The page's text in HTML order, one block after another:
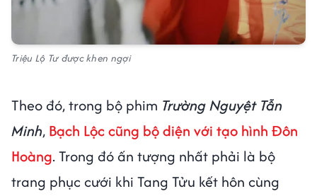
Triệu Lộ Tư được khen ngợi
Theo đó, trong bộ phim Trường Nguyệt Tẫn
Minh, Bạch Lộc cũng bộ diện với tạo hình Đôn
Hoàng. Trong đó ấn tượng nhất phải là bộ
trang phục cưới khi Tang Tửu kết hôn cùng